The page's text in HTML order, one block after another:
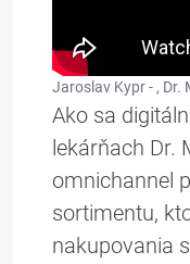
Jaroslav Kypr - , Dr.
Ako sa
lekárňach Dr.
omnichannel
sortimentu,
nakupovania